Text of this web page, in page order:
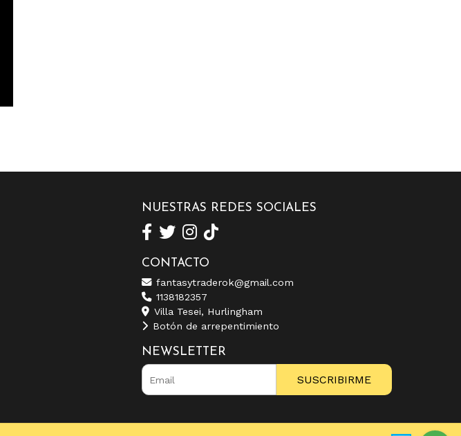
NUESTRAS REDES SOCIALES
CONTACTO
fantasytraderok@gmail.com
1138182357
Villa Tesei, Hurlingham
Botón de arrepentimiento
NEWSLETTER
SUSCRIBIRME